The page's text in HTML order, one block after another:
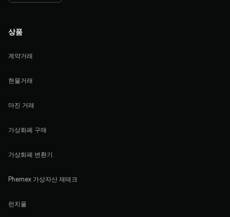
상품
계약거래
현물거래
마진 거래
가상화폐 구매
가상화폐 변환기
Phemex 가상자산 재테크
런치풀